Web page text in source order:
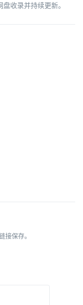
收录并持续更新。
接保存。